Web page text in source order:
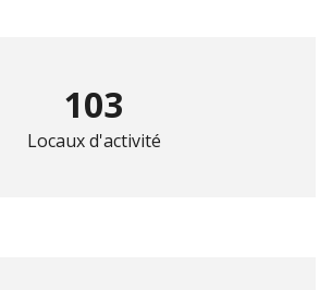
103
Locaux d'activité